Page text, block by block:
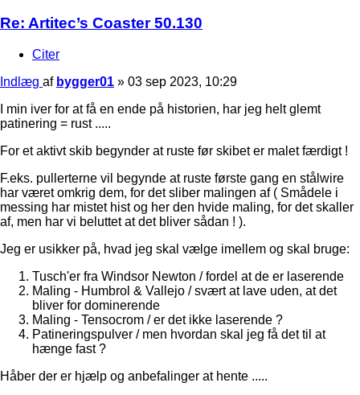
Re: Artitec’s Coaster 50.130
Citer
Indlæg af bygger01 » 03 sep 2023, 10:29
I min iver for at få en ende på historien, har jeg helt glemt
patinering = rust .....
For et aktivt skib begynder at ruste før skibet er malet færdigt !
F.eks. pullerterne vil begynde at ruste første gang en stålwire
har været omkrig dem, for det sliber malingen af ( Smådele i
messing har mistet hist og her den hvide maling, for det skaller
af, men har vi beluttet at det bliver sådan ! ).
Jeg er usikker på, hvad jeg skal vælge imellem og skal bruge:
Tusch'er fra Windsor Newton / fordel at de er laserende
Maling - Humbrol & Vallejo / svært at lave uden, at det
bliver for dominerende
Maling - Tensocrom / er det ikke laserende ?
Patineringspulver / men hvordan skal jeg få det til at
hænge fast ?
Håber der er hjælp og anbefalinger at hente .....